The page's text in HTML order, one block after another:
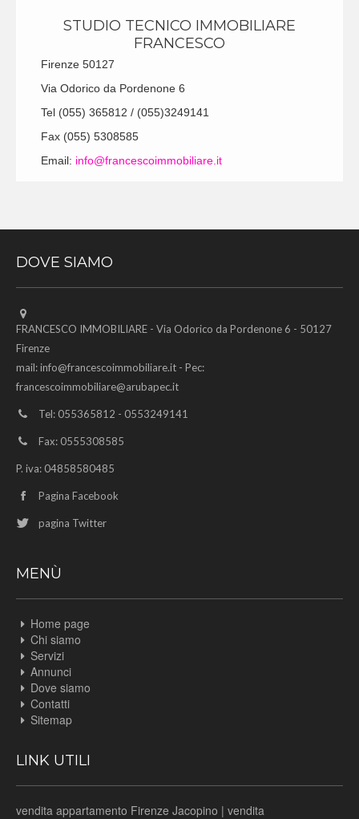
STUDIO TECNICO IMMOBILIARE
FRANCESCO
Firenze 50127
Via Odorico da Pordenone 6
Tel (055) 365812 / (055)3249141
Fax (055) 5308585
Email: info@francescoimmobiliare.it
DOVE SIAMO
FRANCESCO IMMOBILIARE - Via Odorico da Pordenone 6 - 50127
Firenze
mail:info@francescoimmobiliare.it - Pec:
francescoimmobiliare@arubapec.it
Tel: 055365812 - 0553249141
Fax: 0555308585
P. iva: 04858580485
Pagina Facebook
pagina Twitter
MENÙ
Home page
Chi siamo
Servizi
Annunci
Dove siamo
Contatti
Sitemap
LINK UTILI
vendita appartamento Firenze Jacopino | vendita